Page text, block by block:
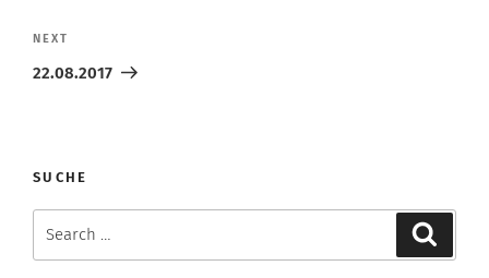
Next
Post
NEXT
22.08.2017
SUCHE